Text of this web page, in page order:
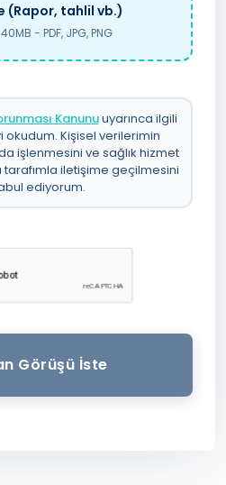
(Rapor, tahlil vb.)
- PDF, JPG, PNG
Kanunuuyarınca ilgili
okudum. Kişisel verilerimin
işlenmesini ve sağlık hizmet
tarafımla iletişime geçilmesini
ediyorum.
Görüşü İste